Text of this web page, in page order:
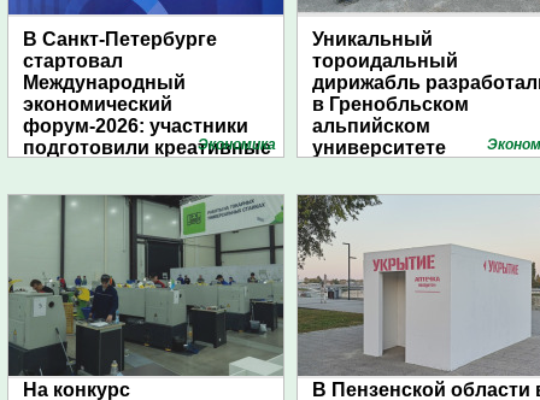
В Санкт-Петербурге
стартовал
Международный
экономический
форум-2026: участники
подготовили креативные
Экономика
Уникальный
тороидальный
дирижабль
в Гренобльском
альпийском
университете
На конкурс
В Пензенской области